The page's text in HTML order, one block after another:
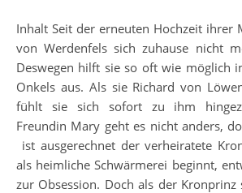
Inhalt Seit der erneuten Hochzeit ihrer Mutter fühlt Sophie
von Werdenfels sich zuhause nicht
Deswegen hilft sie so oft wie möglich
Onkels aus. Als sie Richard von
fühlt sie sich sofort zu ihm
Freundin Mary geht es nicht anders,
ist ausgerechnet der verheiratete
als heimliche Schwärmerei beginnt,
zur Obsession. Doch als der